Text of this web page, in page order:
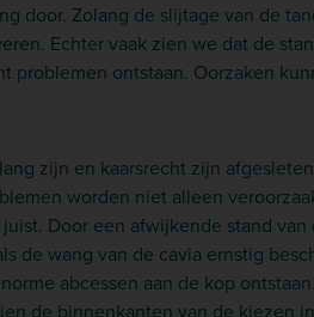
door. Zolang de slijtage van de
Echter vaak zien we dat de
problemen ontstaan. Oorzaken
zijn en kaarsrecht zijn
worden niet alleen
Door een afwijkende stand
de wang van de cavia ernstig
abcessen aan de kop
de binnenkanten van de kiezen